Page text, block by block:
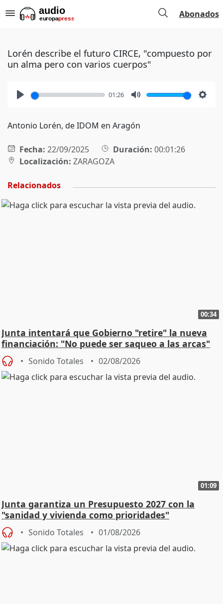
Abonados
Lorén describe el futuro CIRCE, "compuesto por
un alma pero con varios cuerpos"
01:26
Antonio Lorén, de IDOM en Aragón
Fecha: 22/09/2025 Duración: 00:01:26
Localización: ZARAGOZA
Relacionados
00:34
Junta intentará que Gobierno "retire" la nueva
financiación: "No puede ser saqueo a las arcas"
Sonido Totales 02/08/2026
01:09
Junta garantiza un Presupuesto 2027 con la
"sanidad y vivienda como prioridades"
Sonido Totales 01/08/2026